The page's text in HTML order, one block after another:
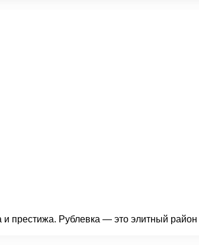
престижа. Рублевка — это элитный